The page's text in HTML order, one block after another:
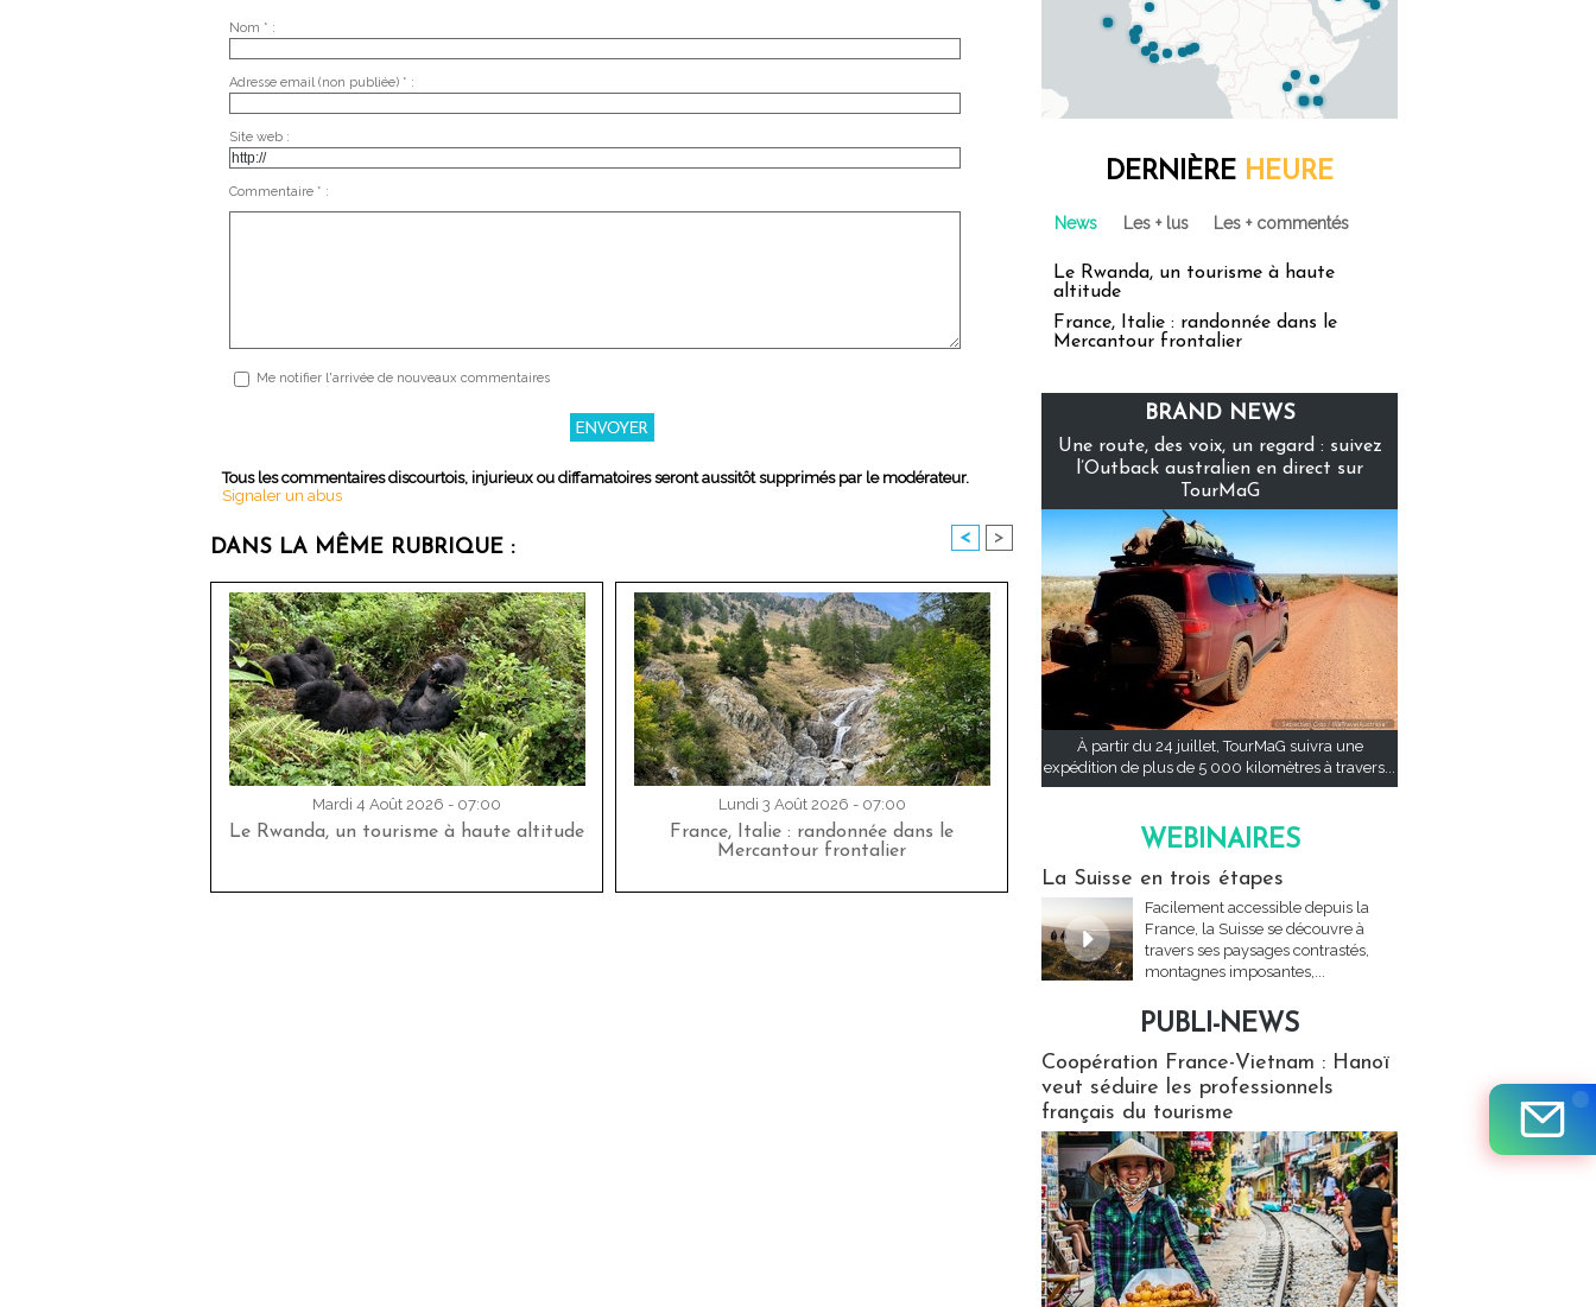
Nom * :
Adresse email (non publiée) * :
Site web :
Commentaire * :
Me notifier l'arrivée de nouveaux commentaires
Tous les commentaires discourtois, injurieux ou diffamatoires seront aussitôt supprimés par le modérateur.
Signaler un abus
DANS LA MÊME RUBRIQUE : < >
Mardi 4 Août 2026 - 07:00
Le Rwanda, un tourisme à haute altitude
Lundi 3 Août 2026 - 07:00
France, Italie : randonnée dans le
Mercantour frontalier
DERNIÈRE HEURE
News Les + lus Les + commentés
Le Rwanda, un tourisme à haute
altitude
France, Italie : randonnée dans le
Mercantour frontalier
BRAND NEWS
Une route, des voix, un regard : suivez
l’Outback australien en direct sur
TourMaG
À partir du 24 juillet, TourMaG suivra une
expédition de plus de 5 000 kilomètres à travers...
WEBINAIRES
La Suisse en trois étapes
Facilement accessible depuis la
France, la Suisse se découvre à
travers ses paysages contrastés,
montagnes imposantes,...
PUBLI-NEWS
Coopération France-Vietnam : Hanoï
veut séduire les professionnels
français du tourisme